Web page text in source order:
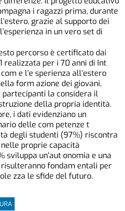
i ragazzi prima, durante
grazie al supporto dei
in un vero set di
percorso è certificato dai
realizzata per i 70 anni di Int
e l’e sperienza all’estero
form azione dei giovani,
la considera il
della propria identità.
i dati evidenziano un
delle com petenze t
degli studenti (97%) riscontra
proprie capacità
sviluppa un’aut onomia e una
fondam entali per
zza le sfide del futuro.